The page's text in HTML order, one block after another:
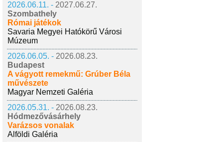
2026.06.11. - 2027.06.27.
Szombathely
Római játékok
Savaria Megyei Hatókörű Városi
Múzeum
2026.06.05. - 2026.08.23.
Budapest
A vágyott remekmű: Grúber Béla
művészete
Magyar Nemzeti Galéria
2026.05.31. - 2026.08.23.
Hódmezővásárhely
Varázsos vonalak
Alföldi Galéria